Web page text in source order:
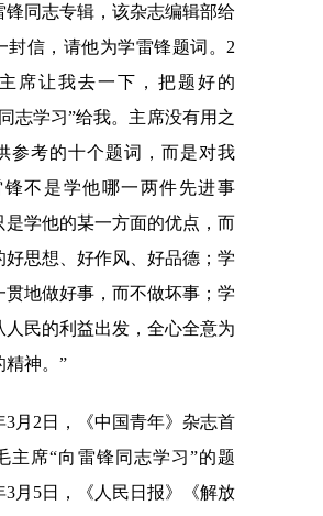
锋同志专辑，该杂志编辑部给
封信，请他为学雷锋题词。2
席让我去一下，把题好的
志学习”给我。主席没有用之
参考的十个题词，而是对我
锋不是学他哪一两件先进事
是学他的某一方面的优点，而
好思想、好作风、好品德；学
贯地做好事，而不做坏事；学
人民的利益出发，全心全意为
精神。”
2日，《中国青年》杂志首
主席“向雷锋同志学习”的题
3月5日，《人民日报》《解放